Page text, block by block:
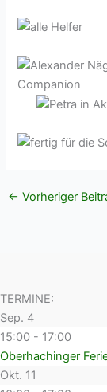
← Vorheriger
TERMINE:
Sep. 4
15:00 - 17:00
Oberhachinger
Okt. 11